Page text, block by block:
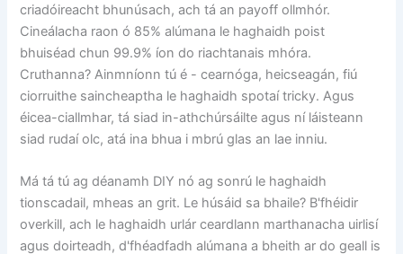
criadóireacht bhunúsach, ach tá an payoff ollmhór.
Cineálacha raon ó 85% alúmana le haghaidh poist
bhuiséad chun 99.9% íon do riachtanais mhóra.
Cruthanna? Ainmníonn tú é - cearnóga, heicseagán, fiú
ciorruithe saincheaptha le haghaidh spotaí tricky. Agus
éicea-ciallmhar, tá siad in-athchúrsáilte agus ní láisteann
siad rudaí olc, atá ina bhua i mbrú glas an lae inniu.
Má tá tú ag déanamh DIY nó ag sonrú le haghaidh
tionscadail, mheas an grit. Le húsáid sa bhaile? B'fhéidir
overkill, ach le haghaidh urlár ceardlann marthanacha uirlisí
agus doirteadh, d'fhéadfadh alúmana a bheith ar do geall is